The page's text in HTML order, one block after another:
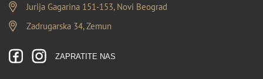
Jurija Gagarina 151-153, Novi Beograd
Zadrugarska 34, Zemun
ZAPRATITE NAS